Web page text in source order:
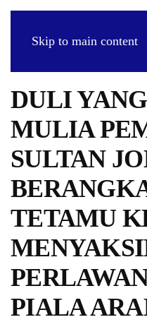
Skip to main content
DULI
MULIA
SULTAN
TETAMU
PIALA